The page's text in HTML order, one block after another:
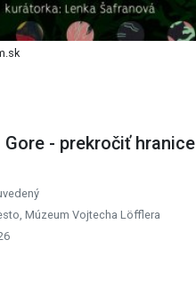
Gore - prekročiť hranice
Múzeum Vojtecha Löfflera